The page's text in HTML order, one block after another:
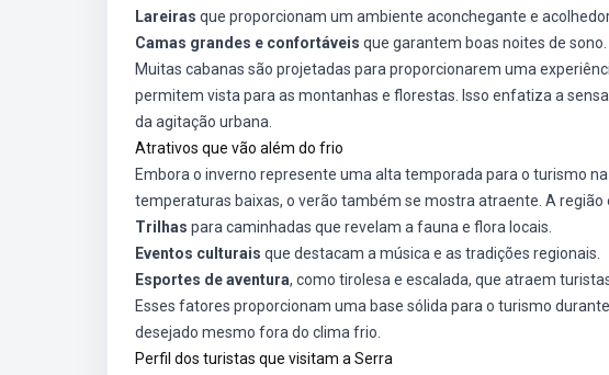
Lareiras que proporcionam um ambiente aconchegante e
Camas grandes e confortáveis que garantem boas noites de sono.
Muitas cabanas são projetadas para proporcionarem uma
permitem vista para as montanhas e florestas. Isso enfatiza a
da agitação urbana.
Atrativos que vão além do frio
Embora o inverno represente uma alta temporada para o turismo
temperaturas baixas, o verão também se mostra atraente. A
Trilhas para caminhadas que revelam a fauna e flora locais.
Eventos culturais que destacam a música e as tradições regionais.
Esportes de aventura, como tirolesa e escalada, que atraem
Esses fatores proporcionam uma base sólida para o turismo
desejado mesmo fora do clima frio.
Perfil dos turistas que visitam a Serra